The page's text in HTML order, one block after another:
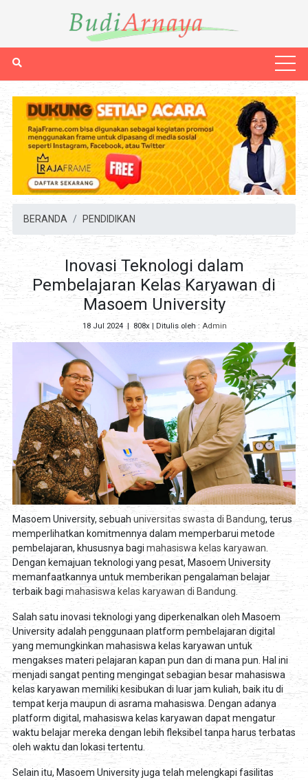
BERANDA PENDIDIKAN
Inovasi Teknologi dalam
Pembelajaran Kelas Karyawan di
Masoem University
18 Jul 2024 808x | Ditulis oleh :Admin
Masoem University, sebuahuniversitas swasta di Bandung, terus
memperlihatkan komitmennya dalam memperbarui metode
pembelajaran, khususnya bagi mahasiswa kelas karyawan
Dengan kemajuan teknologi yang pesat, Masoem University
memanfaatkannya untuk memberikan pengalaman belajar
terbaik bagi mahasiswa kelas karyawan di Bandung
Salah satu inovasi teknologi yang diperkenalkan oleh Masoem
University adalah penggunaan platform pembelajaran digital
yang memungkinkan mahasiswa kelas karyawan untuk
mengakses materi pelajaran kapan pun dan di mana pun. Hal ini
menjadi sangat penting mengingat sebagian besar mahasiswa
kelas karyawan memiliki kesibukan di luar jam kuliah, baik itu di
tempat kerja maupun di asrama mahasiswa. Dengan adanya
platform digital, mahasiswa kelas karyawan dapat mengatur
waktu belajar mereka dengan lebih fleksibel tanpa harus terbatas
oleh waktu dan lokasi tertentu.
Selain itu, Masoem University juga telah melengkapi fasilitas